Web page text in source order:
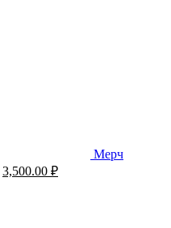
Мерч
Первоначальная
3,500.00 ₽Текущая